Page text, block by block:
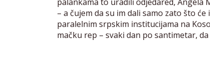
– a čujem da su im dali samo zato što
paralelnim srpskim institucijama na
mačku rep – svaki dan po santimetar,